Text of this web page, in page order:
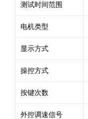
测试时间范围
电机类型
显示方式
操控方式
按键次数
外控调速信号